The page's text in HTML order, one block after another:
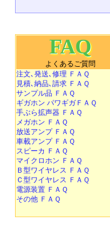
FAQ
よくあるご質問
注文､発送､修理 ＦＡＱ
見積､納品､請求 ＦＡＱ
サンプル品 ＦＡＱ
ギガホン パワギガＦＡＱ
手ぶら拡声器 ＦＡＱ
メガホン ＦＡＱ
放送アンプ ＦＡＱ
車載アンプ ＦＡＱ
スピーカ ＦＡＱ
マイクロホン ＦＡＱ
Ｂ型ワイヤレス ＦＡＱ
Ｃ型ワイヤレス ＦＡＱ
電源装置 ＦＡＱ
その他 ＦＡＱ